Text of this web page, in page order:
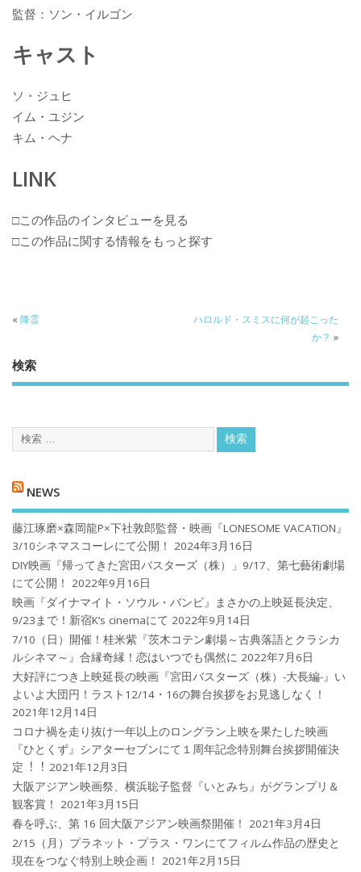
監督：ソン・イルゴン
キャスト
ソ・ジュヒ
イム・ユジン
キム・ヘナ
LINK
□この作品のインタビューを見る
□この作品に関する情報をもっと探す
« 降霊
ハロルド・スミスに何が起こった
か？ »
検索
NEWS
藤江琢磨×森岡龍P×下社敦郎監督・映画『LONESOME VACATION』
3/10シネマスコーレにて公開！
2024年3月16日
DIY映画『帰ってきた宮田バスターズ（株）」9/17、第七藝術劇場
にて公開！
2022年9月16日
映画『ダイナマイト・ソウル・バンビ』まさかの上映延長決定、
9/23まで！新宿K’s cinemaにて 2022年9月14日
7/10（日）開催！桂米紫『茨木コテン劇場～古典落語とクラシカ
ルシネマ～』合縁奇縁！恋はいつでも偶然に 2022年7月6日
大好評につき上映延長の映画『宮田バスターズ（株）-大長編-』い
よいよ大団円！ラスト12/14・16の舞台挨拶をお見逃しなく！
2021年12月14日
コロナ禍を⾛り抜け⼀年以上のロングラン上映を果たした映画
『ひとくず』シアターセブンにて１周年記念特別舞台挨拶開催決
定︕︕ 2021年12月3日
大阪アジアン映画祭、横浜聡子監督『いとみち』がグランプリ＆
観客賞！
2021年3月15日
春を呼ぶ、第 16 回大阪アジアン映画祭開催！
2021年3月4日
2/15（月）プラネット・プラス・ワンにてフィルム作品の歴史と
現在をつなぐ特別上映企画！
2021年2月15日